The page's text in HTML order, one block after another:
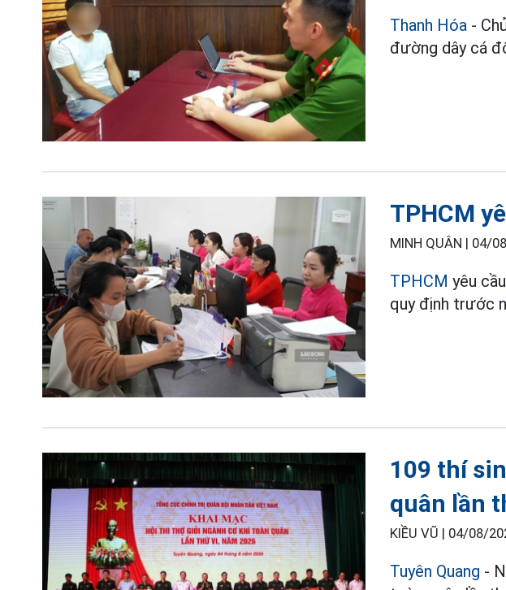
Thanh Hóa -
đường dây cá
TPHCM
MINH QUÂN | 04/
TPHCM yêu
quy định trước
109 thí
quân lần
KIỀU VŨ | 04/08/
Tuyên Quang -